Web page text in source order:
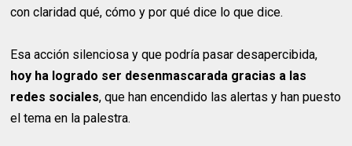
con claridad qué, cómo y por qué dice lo que dice.
Esa acción silenciosa y que podría pasar desapercibida,
hoy ha logrado ser desenmascarada gracias a las
redes sociales, que han encendido las alertas y han puesto
el tema en la palestra.